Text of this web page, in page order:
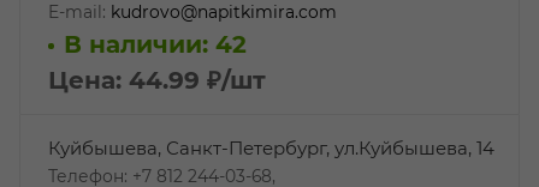
E-mail: kudrovo@napitkimira.com
В наличии: 42
Цена: 44.99 ₽/шт
Куйбышева, Санкт-Петербург, ул.Куйбышева, 14
Телефон: +7 812 244-03-68,